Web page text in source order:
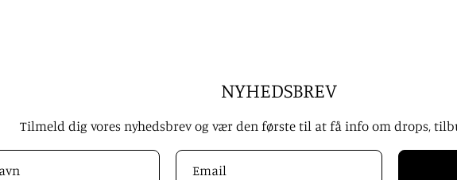
NYHEDSBREV
Tilmeld dig vores nyhedsbrev og vær den første til at få info om drops,